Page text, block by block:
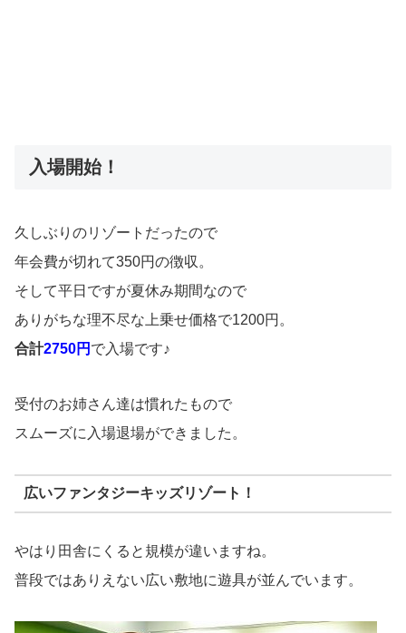
入場開始！
久しぶりのリゾートだったので
年会費が切れて350円の徴収。
そして平日ですが夏休み期間なので
ありがちな理不尽な上乗せ価格で1200円。
合計2750円 で入場です♪
受付のお姉さん達は慣れたもので
スムーズに入場退場ができました。
広いファンタジーキッズリゾート！
やはり田舎にくると規模が違いますね。
普段ではありえない広い敷地に遊具が並んでいます。